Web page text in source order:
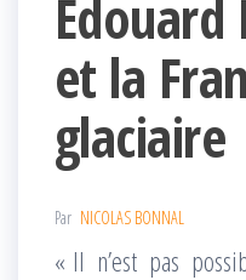
et la
glaciaire
Par NICOLAS BONNAL
« Il n’est pas